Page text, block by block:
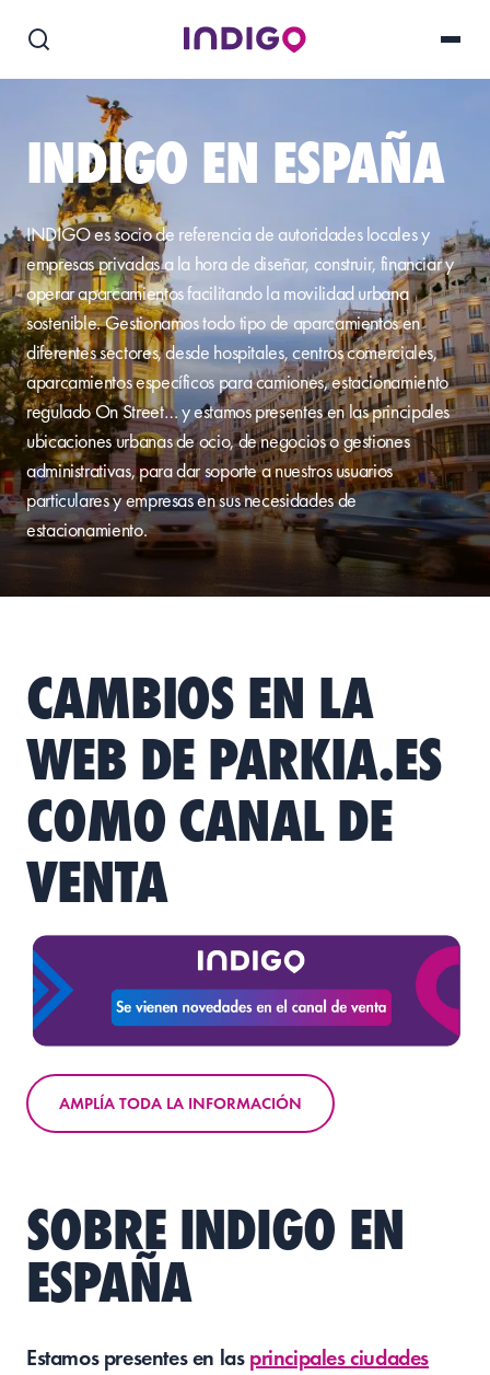
INDIGO EN ESPAÑA
INDIGO es socio de referencia de autoridades locales y
empresas privadas a la hora de diseñar, construir, financiar y
operar aparcamientos facilitando la movilidad urbana
sostenible. Gestionamos todo tipo de aparcamientos en
diferentes sectores, desde hospitales, centros comerciales,
aparcamientos específicos para camiones, estacionamiento
regulado On Street… y estamos presentes en las principales
ubicaciones urbanas de ocio, de negocios o gestiones
administrativas, para dar soporte a nuestros usuarios
particulares y empresas en sus necesidades de
estacionamiento.
CAMBIOS EN LA
WEB DE PARKIA.ES
COMO CANAL DE
VENTA
AMPLÍA TODA LA INFORMACIÓN
SOBRE INDIGO EN
ESPAÑA
Estamos presentes en lasprincipales ciudades